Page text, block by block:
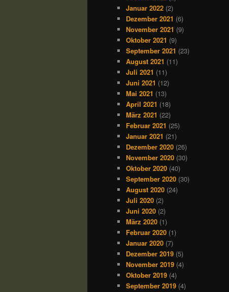
Januar 2022 (2)
Dezember 2021 (6)
November 2021 (9)
Oktober 2021 (9)
September 2021 (23)
August 2021 (11)
Juli 2021 (11)
Juni 2021 (12)
Mai 2021 (13)
April 2021 (18)
März 2021 (22)
Februar 2021 (25)
Januar 2021 (21)
Dezember 2020 (26)
November 2020 (30)
Oktober 2020 (40)
September 2020 (30)
August 2020 (24)
Juli 2020 (2)
Juni 2020 (2)
März 2020 (1)
Februar 2020 (1)
Januar 2020 (7)
Dezember 2019 (5)
November 2019 (4)
Oktober 2019 (4)
September 2019 (4)